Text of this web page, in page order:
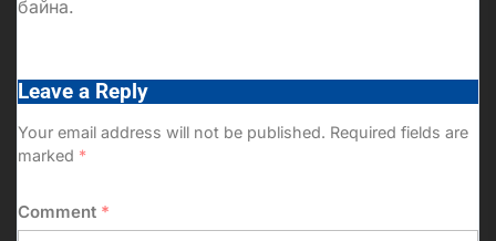
байна.
Leave a Reply
Your email address will not be published. Required fields are
marked *
Comment *